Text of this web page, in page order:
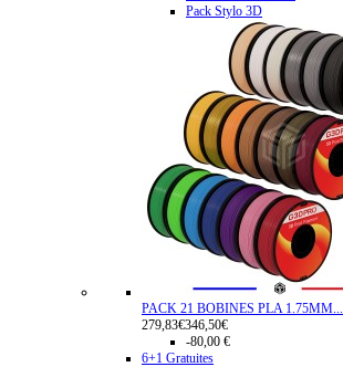
Pack Stylo 3D
PACK 21 BOBINES PLA 1.75MM...
279,83€346,50€
-80,00 €
6+1 Gratuites